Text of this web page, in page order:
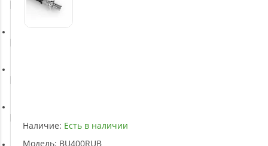
Массажное оборудование
Наличие: Есть в наличии
Модель: BU400RUB